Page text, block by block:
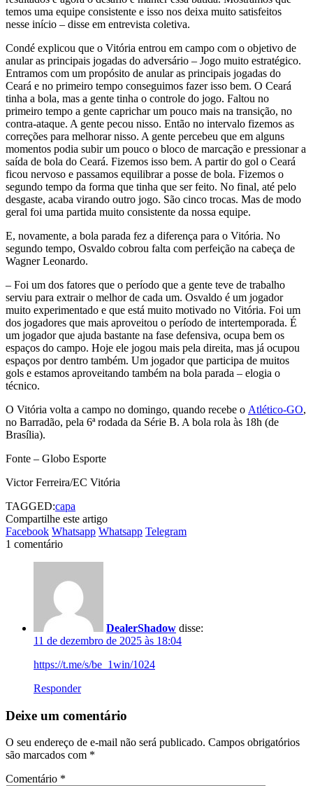
temos uma equipe consistente e isso nos deixa muito satisfeitos
nesse início – disse em entrevista coletiva.
Condé explicou que o Vitória entrou em campo com o objetivo de
anular as principais jogadas do adversário – Jogo muito estratégico.
Entramos com um propósito de anular as principais jogadas do
Ceará e no primeiro tempo conseguimos fazer isso bem. O Ceará
tinha a bola, mas a gente tinha o controle do jogo. Faltou no
primeiro tempo a gente caprichar um pouco mais na transição, no
contra-ataque. A gente pecou nisso. Então no intervalo fizemos as
correções para melhorar nisso. A gente percebeu que em alguns
momentos podia subir um pouco o bloco de marcação e pressionar a
saída de bola do Ceará. Fizemos isso bem. A partir do gol o Ceará
ficou nervoso e passamos equilibrar a posse de bola. Fizemos o
segundo tempo da forma que tinha que ser feito. No final, até pelo
desgaste, acaba virando outro jogo. São cinco trocas. Mas de modo
geral foi uma partida muito consistente da nossa equipe.
E, novamente, a bola parada fez a diferença para o Vitória. No
segundo tempo, Osvaldo cobrou falta com perfeição na cabeça de
Wagner Leonardo.
– Foi um dos fatores que o período que a gente teve de trabalho
serviu para extrair o melhor de cada um. Osvaldo é um jogador
muito experimentado e que está muito motivado no Vitória. Foi um
dos jogadores que mais aproveitou o período de intertemporada. É
um jogador que ajuda bastante na fase defensiva, ocupa bem os
espaços do campo. Hoje ele jogou mais pela direita, mas já ocupou
espaços por dentro também. Um jogador que participa de muitos
gols e estamos aproveitando também na bola parada – elogia o
técnico.
O Vitória volta a campo no domingo, quando recebe o Atlético-GO,
no Barradão, pela 6ª rodada da Série B. A bola rola às 18h (de
Brasília).
Fonte – Globo Esporte
Victor Ferreira/EC Vitória
TAGGED:capa
Compartilhe este artigo
Facebook Whatsapp Whatsapp Telegram
1 comentário
DealerShadow disse:
11 de dezembro de 2025 às 18:04
https://t.me/s/be_1win/1024
Responder
Deixe um comentário
O seu endereço de e-mail não será publicado. Campos obrigatórios
são marcados com *
Comentário *